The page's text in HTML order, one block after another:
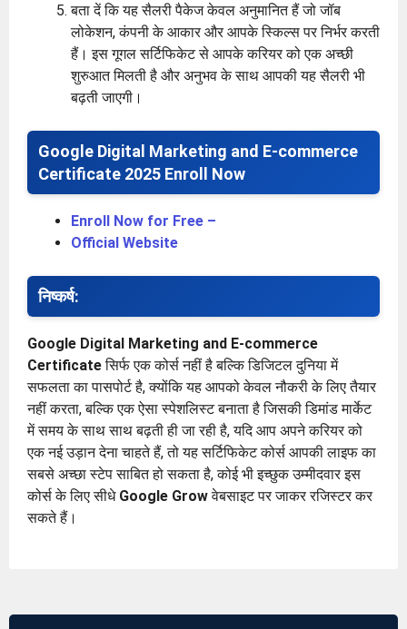
बता दें कि यह सैलरी पैकेज केवल अनुमानित हैं जो जॉब
लोकेशन, कंपनी के आकार और आपके स्किल्स पर निर्भर करती
हैं। इस गूगल सर्टिफिकेट से आपके करियर को एक अच्छी
शुरुआत मिलती है और अनुभव के साथ आपकी यह सैलरी भी
बढ़ती जाएगी।
Google Digital Marketing and E-commerce
Certificate 2025 Enroll Now
Enroll Now for Free –
Official Website
निष्कर्ष:
Google Digital Marketing and E-commerce
Certificateसिर्फ एक कोर्स नहीं है बल्कि डिजिटल दुनिया में
सफलता का पासपोर्ट है, क्योंकि यह आपको केवल नौकरी के लिए तैयार
नहीं करता, बल्कि एक ऐसा स्पेशलिस्ट बनाता है जिसकी डिमांड मार्केट
में समय के साथ साथ बढ़ती ही जा रही है, यदि आप अपने करियर को
एक नई उड़ान देना चाहते हैं, तो यह सर्टिफिकेट कोर्स आपकी लाइफ का
सबसे अच्छा स्टेप साबित हो सकता है, कोई भी इच्छुक उम्मीदवार इस
कोर्स के लिए सीधे Google Growवेबसाइट पर जाकर रजिस्टर कर
सकते हैं।